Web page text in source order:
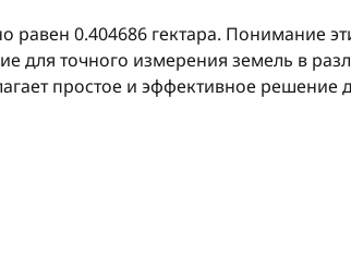
равен 0.404686 гектара. Понимание
для точного измерения земель в
простое и эффективное решение